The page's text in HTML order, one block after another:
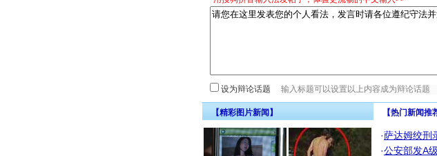
设为辩论话题
【精彩图片新闻】 【热门新闻推
·萨达姆绞刑
·公安部发A